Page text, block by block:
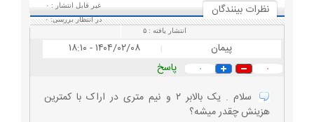
نظرات بينندگان
غیر قابل انتشار : ۰
در انتظار بررسی:۰
انتشار یافته :۵
پیمان | ۱۴۰۴/۰۲/۰۸ - ۱۸:۱۰
۰ ۰
پاسخ
سلام . یک بالابر ۲ و نیم متری در اراک با کمترین
هزینش چقدر میشه؟